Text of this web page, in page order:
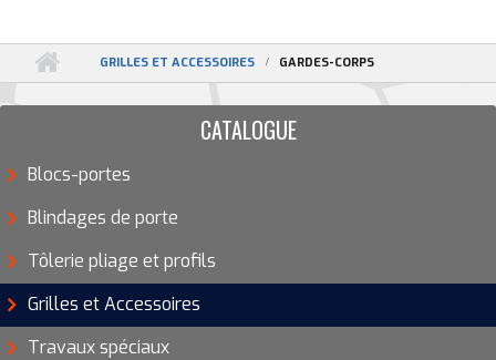
GRILLES ET ACCESSOIRES GARDES-CORPS
CATALOGUE
Blocs-portes
Blindages de porte
Tôlerie pliage et profils
Grilles et Accessoires
Travaux spéciaux